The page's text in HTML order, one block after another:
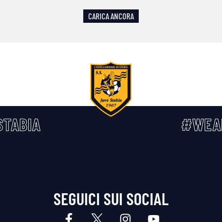
CARICA ANCORA
SEGUICI SUI SOCIAL